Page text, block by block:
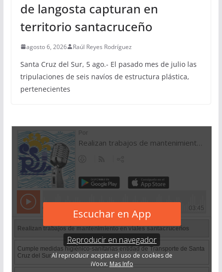
de langosta capturan en
territorio santacruceño
agosto 6, 2026 Raúl Reyes Rodríguez
Santa Cruz del Sur, 5 ago.- El pasado mes de julio las
tripulaciones de seis navíos de estructura plástica,
pertenecientes